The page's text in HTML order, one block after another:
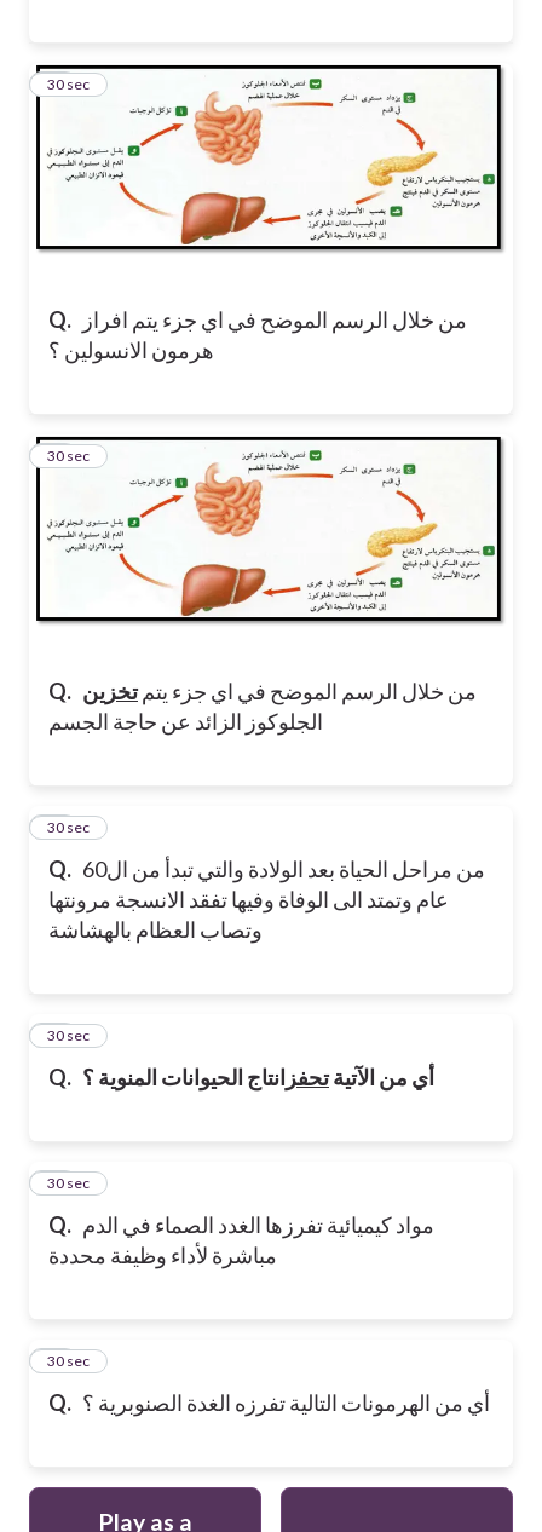
Q.
من خلال الرسم الموضح في اي جزء يتم افراز
هرمون الانسولين ؟
10
30 sec
Q. من خلال الرسم الموضح في اي جزء يتمتخزين
الجلوكوز الزائد عن حاجة الجسم
11
30 sec
Q. من مراحل الحياة بعد الولادة والتي تبدأ من ال60
عام وتمتد الى الوفاة وفيها تفقد الانسجة مرونتها
وتصاب العظام بالهشاشة
12
30 sec
Q. أي من الآتيةتحفز
13
30 sec
Q. مواد كيميائية تفرزها الغدد الصماء في الدم
مباشرة لأداء وظيفة محددة
14
30 sec
Q. أي من الهرمونات التالية تفرزه الغدة الصنوبرية ؟
15
30 sec
Play as a